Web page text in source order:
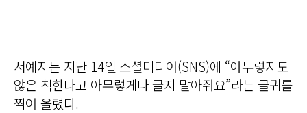
서예지는 지난 14일 소셜미디어(SNS)에 “아무렇지도
않은 척한다고 아무렇게나 굴지 말아줘요”라는 글귀를
찍어 올렸다.